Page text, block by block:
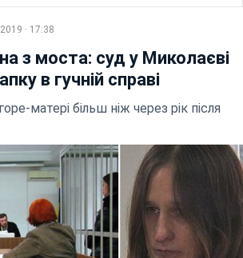
· 17:38
з моста: суд у Миколаєві
в гучній справі
матері більш ніж через рік після